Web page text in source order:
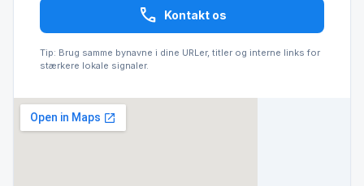
call Kontakt os
Tip: Brug samme bynavne i dine URLer, titler og interne links for
stærkere lokale signaler.